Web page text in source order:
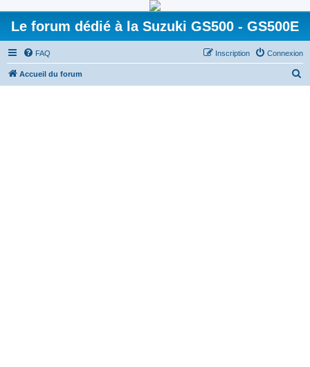
Le forum dédié à la Suzuki GS500 - GS500E
FAQ Connexion
Inscription
Accueil du forum